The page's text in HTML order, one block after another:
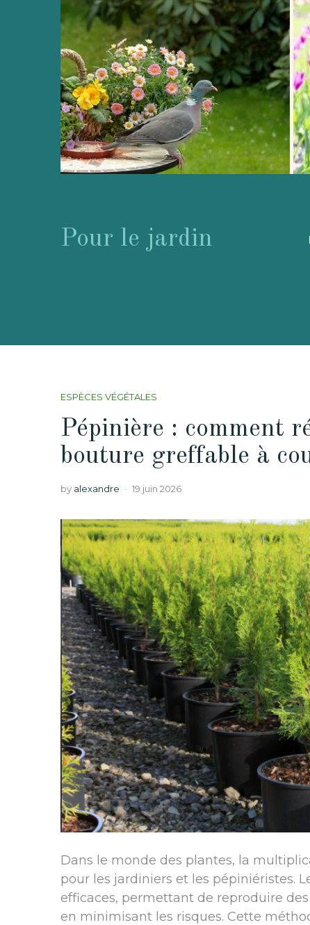
Pour le jardin
ESPÈCES VÉGÉTALES
Pépinière : comment
bouture greffable à
by alexandre 19 juin 2026
Dans le monde des plantes, la
pour les jardiniers et les pépiniéristes.
efficaces, permettant de reproduire
en minimisant les risques. Cette